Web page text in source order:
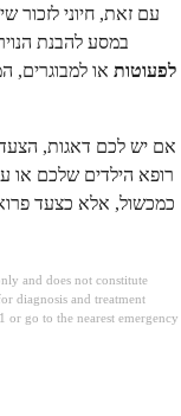
עם זאת, חיוני לזכור
במסע להבנת
מבחן ADOS לפעוטות או למבוגרים,
אם יש לכם דאגות,
רופא הילדים שלכם או
כמכשול, אלא כצעד
and does not constitute
diagnosis and treatment
or go to the nearest emergency